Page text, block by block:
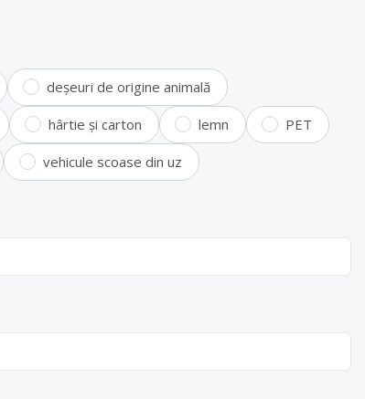
deșeuri de origine animală
hârtie și carton lemn PET
vehicule scoase din uz